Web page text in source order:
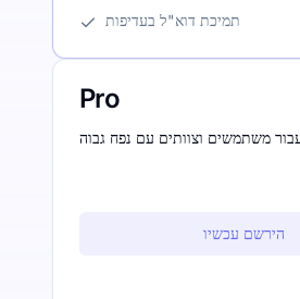
תמיכת דוא"ל בעדיפות
Pro
הירשם עכשיו